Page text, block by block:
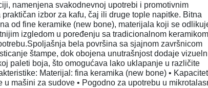
namenjena svakodnevnoj upotrebi i promotivnim
izbor za kafu, čaj ili druge tople napitke. Bitna
od fine keramike (new bone), materijala koji se
izgledom u poređenju sa tradicionalnom
bela površina sa sjajnom završnicom
štampe, dok obojena unutrašnjost dodaje
paleti boja, što omogućava lako uklapanje u različite
Materijal: fina keramika (new bone) •
mašini za sudove • Pogodno za upotrebu u